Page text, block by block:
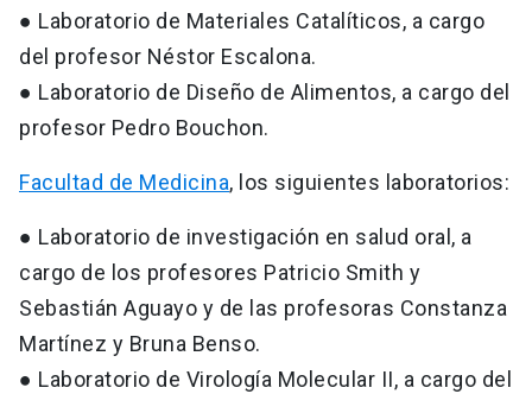
● Laboratorio de Materiales Catalíticos, a cargo
del profesor Néstor Escalona.
● Laboratorio de Diseño de Alimentos, a cargo del
profesor Pedro Bouchon.
Facultad de Medicina, los siguientes laboratorios:
● Laboratorio de investigación en salud oral, a
cargo de los profesores Patricio Smith y
Sebastián Aguayo y de las profesoras Constanza
Martínez y Bruna Benso.
● Laboratorio de Virología Molecular II, a cargo del